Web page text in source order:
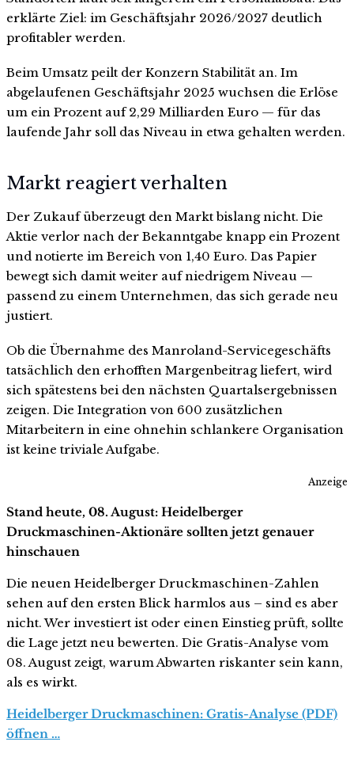
erklärte Ziel: im Geschäftsjahr 2026/2027 deutlich
profitabler werden.
Beim Umsatz peilt der Konzern Stabilität an. Im
abgelaufenen Geschäftsjahr 2025 wuchsen die Erlöse
um ein Prozent auf 2,29 Milliarden Euro — für das
laufende Jahr soll das Niveau in etwa gehalten werden.
Markt reagiert verhalten
Der Zukauf überzeugt den Markt bislang nicht. Die
Aktie verlor nach der Bekanntgabe knapp ein Prozent
und notierte im Bereich von 1,40 Euro. Das Papier
bewegt sich damit weiter auf niedrigem Niveau —
passend zu einem Unternehmen, das sich gerade neu
justiert.
Ob die Übernahme des Manroland-Servicegeschäfts
tatsächlich den erhofften Margenbeitrag liefert, wird
sich spätestens bei den nächsten Quartalsergebnissen
zeigen. Die Integration von 600 zusätzlichen
Mitarbeitern in eine ohnehin schlankere Organisation
ist keine triviale Aufgabe.
Anzeige
Stand heute, 08. August: Heidelberger
Druckmaschinen-Aktionäre sollten jetzt genauer
hinschauen
Die neuen Heidelberger Druckmaschinen-Zahlen
sehen auf den ersten Blick harmlos aus – sind es aber
nicht. Wer investiert ist oder einen Einstieg prüft, sollte
die Lage jetzt neu bewerten. Die Gratis-Analyse vom
08. August zeigt, warum Abwarten riskanter sein kann,
als es wirkt.
Heidelberger Druckmaschinen: Gratis-Analyse (PDF)
öffnen …